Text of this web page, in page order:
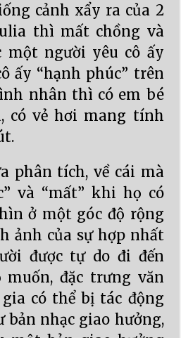
cảnh xẩy ra của 2
thì mất chồng và
một người yêu cô ấy
ấy “hạnh phúc” trên
nhân thì có em bé
có vẻ hơi mang tính
phân tích, về cái mà
và “mất” khi họ có
ở một góc độ rộng
ảnh của sự hợp nhất
được tự do đi đến
muốn, đặc trưng văn
có thể bị tác động
bản nhạc giao hưởng,